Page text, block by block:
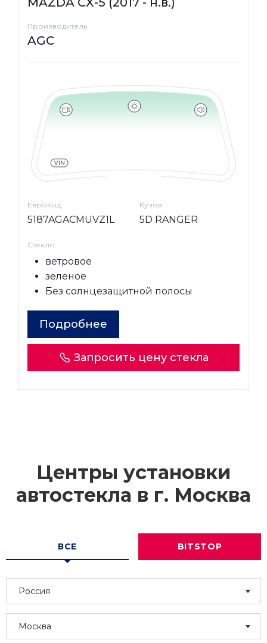
Производитель
AGC
Еврокод
5187AGACMUVZ1L
Кузов
5D RANGER
Стекло
ветровое
зеленое
Без солнцезащитной полосы
Подробнее
Запросить цену стекла
Центры установки
автостекла в г. Москва
ВСЕ BITSTOP
Россия
Москва